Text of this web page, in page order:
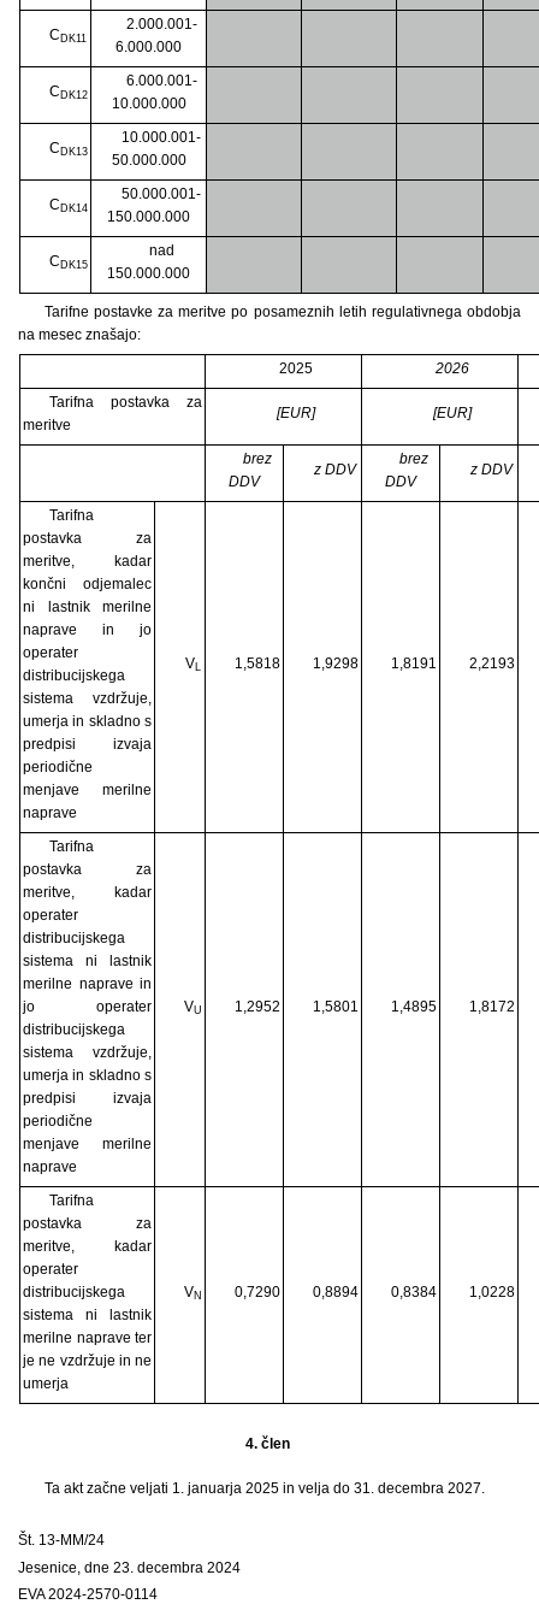
CDK11
2.000.001-
6.000.000
C DK12
6.000.001-
10.000.000
C DK13
10.000.001-
50.000.000
C DK14
50.000.001-
150.000.000
C DK15
nad
150.000.000
Tarifne postavke za meritve po posameznih letih regulativnega obdobja
na mesec znašajo:
2025
2026
Tarifna postavka za
meritve
[EUR] [EUR]
brez
DDV
z DDV
brez
DDV
z DDV
Tarifna
postavka za
meritve, kadar
končni odjemalec
ni lastnik merilne
naprave in jo
operater
distribucijskega
sistema vzdržuje,
umerja in skladno s
predpisi izvaja
periodične
menjave merilne
naprave
VL 1,5818 1,9298 1,8191 2,2193
Tarifna
postavka za
meritve, kadar
operater
distribucijskega
sistema ni lastnik
merilne naprave in
jo operater
distribucijskega
sistema vzdržuje,
umerja in skladno s
predpisi izvaja
periodične
menjave merilne
naprave
VU 1,2952 1,5801 1,4895 1,8172
Tarifna
postavka za
meritve, kadar
operater
distribucijskega
sistema ni lastnik
merilne naprave ter
je ne vzdržuje in ne
umerja
VN 0,7290 0,8894 0,8384 1,0228
4. člen
Ta akt začne veljati 1. januarja 2025 in velja do 31. decembra 2027.
Št. 13-MM/24
Jesenice, dne 23. decembra 2024
EVA 2024-2570-0114